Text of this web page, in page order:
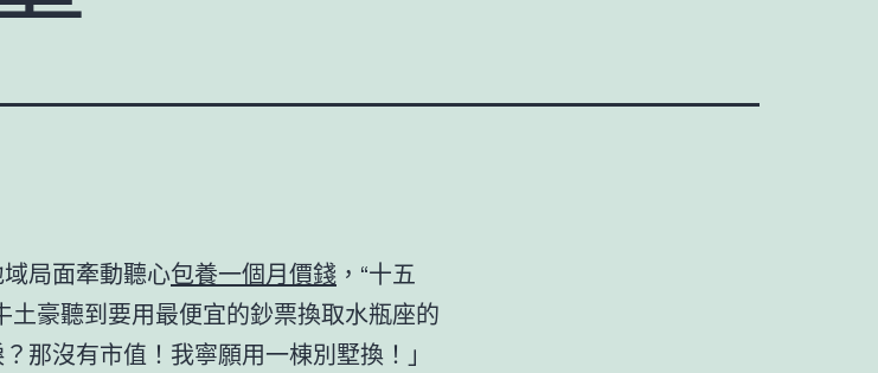
局面牽動聽心包養一個月價錢 ，“十五
土豪聽到要用最便宜的鈔票換取水瓶座的
那沒有市值！我寧願用一棟別墅換！」